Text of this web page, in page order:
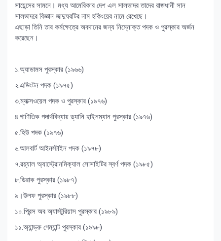
সায়েন্সের সামনে। মধ্য আমেরিকার দেশ এল সালভাদর তাদের রাজধানী সান
সালভাদরে বিজ্ঞান জাদুঘরটির নাম হকিংয়ের নামে রেখেছে।
এছাড়া তিনি তার কর্মক্ষেত্রে অবদানের জন্য নিম্নোক্ত পদক ও পুরস্কার অর্জন
করেছেন।
১.অ্যাডামস পুরস্কার (১৯৬৬)
২.এডিংটন পদক (১৯৭৫)
৩.ম্যাক্সওয়েল পদক ও পুরস্কার (১৯৭৬)
৪.গাণিতিক পদার্থবিদ্যায় ড্যানি হাইনম্যান পুরস্কার (১৯৭৬)
৫.হিউ পদক (১৯৭৬)
৬.আলবার্ট আইনস্টাইন পদক (১৯৭৮)
৭.রয়্যাল অ্যাস্ট্রোনমিক্যাল সোসাইটির স্বর্ণ পদক (১৯৮৫)
৮.ডিরাক পুরস্কার (১৯৮৭)
৯।উলফ পুরস্কার (১৯৮৮)
১০.প্রিন্স অব অ্যাস্টুরিয়াস পুরস্কার (১৯৮৯)
১১.অ্যান্ড্রু গেম্যান্ট পুরস্কার (১৯৯৮)